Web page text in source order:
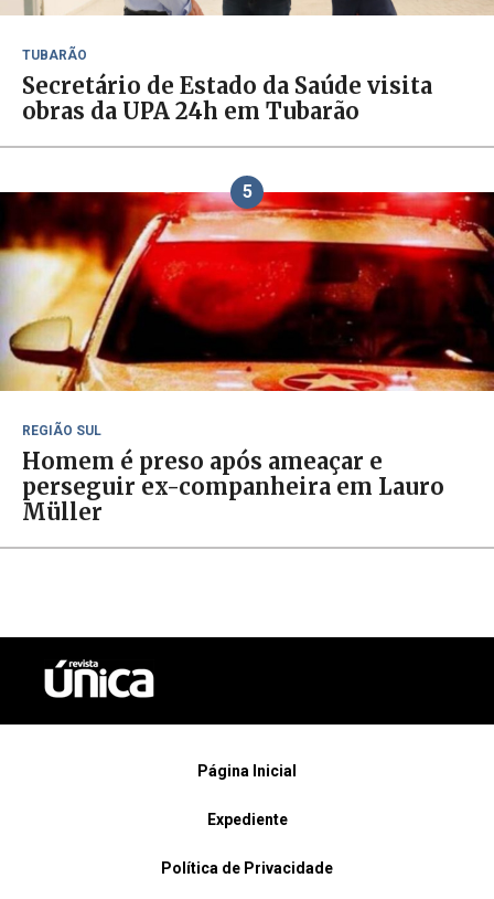
TUBARÃO
Secretário de Estado da Saúde visita
obras da UPA 24h em Tubarão
5
REGIÃO SUL
Homem é preso após ameaçar e
perseguir ex-companheira em Lauro
Müller
Página Inicial
Expediente
Política de Privacidade